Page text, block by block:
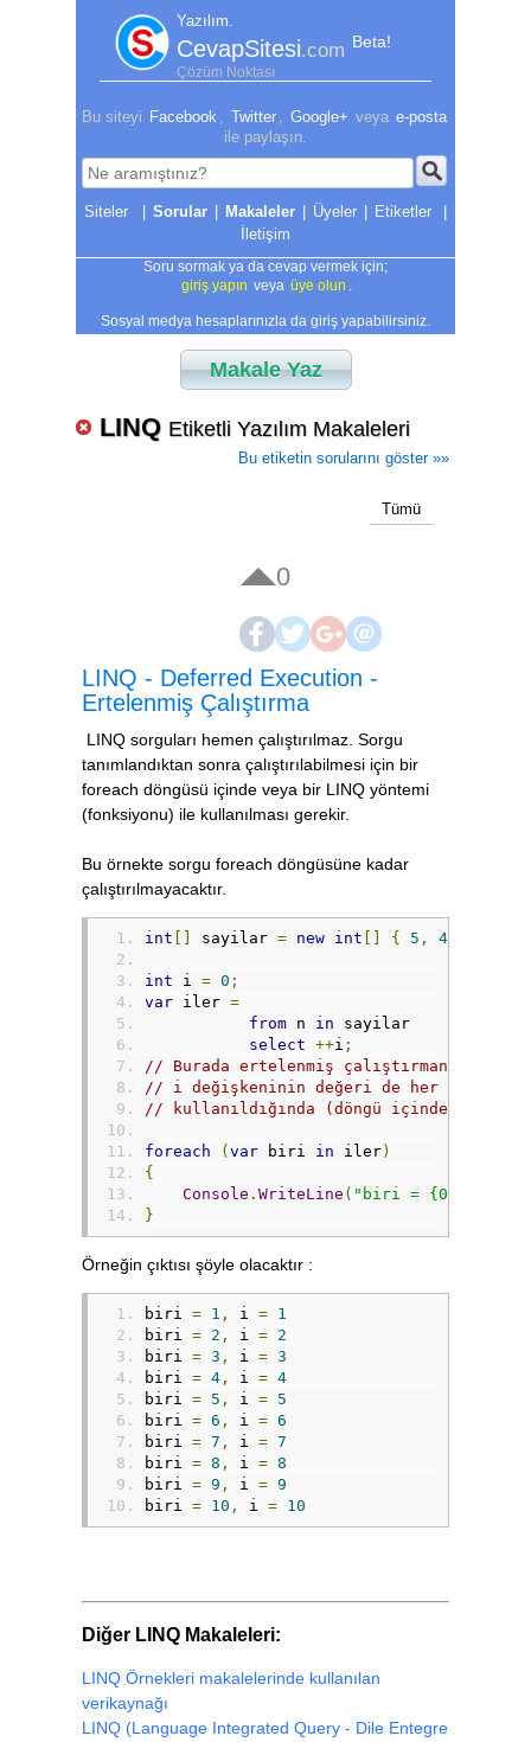
Yazılım.
CevapSitesi.com Beta!
Çözüm Noktası
Bu siteyi Facebook Twitter Google+ veya e-posta
ile paylaşın.
| Sorular | Makaleler | Üyeler | Etiketler
|
İletişim
Soru sormak ya da cevap vermek için;
giriş yapın veya üye olun
Sosyal medya hesaplarınızla da giriş yapabilirsiniz.
Makale Yaz
LINQ Etiketli Yazılım Makaleleri
Bu etiketin sorularını göster »»
Tümü
0
LINQ - Deferred Execution -
Ertelenmiş Çalıştırma
LINQ sorguları hemen çalıştırılmaz. Sorgu
tanımlandıktan sonra çalıştırılabilmesi için bir
foreach döngüsü içinde veya bir LINQ yöntemi
(fonksiyonu) ile kullanılması gerekir.
Bu örnekte sorgu foreach döngüsüne kadar
çalıştırılmayacaktır.
int [] sayilar = new int [] { 5 , 4
int i = 0 ;
var iler =
from n in sayilar
select ++i ;
// Burada ertelenmiş çalıştırmanın bir
// i değişkeninin değeri de her bir
// kullanıldığında (döngü içinde)
foreach (var biri in iler)
{
Console . WriteLine ( "biri = {0}, i =
}
Örneğin çıktısı şöyle olacaktır :
biri = 1 , i = 1
biri = 2 , i = 2
biri = 3 , i = 3
biri = 4 , i = 4
biri = 5 , i = 5
biri = 6 , i = 6
biri = 7 , i = 7
biri = 8 , i = 8
biri = 9 , i = 9
biri = 10 , i = 10
Diğer LINQ Makaleleri:
LINQ Örnekleri makalelerinde kullanılan
verikaynağı
LINQ (Language Integrated Query - Dile Entegre